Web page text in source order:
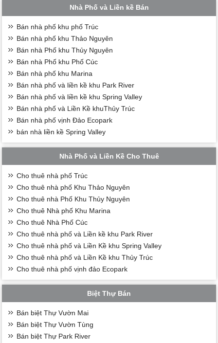
Nhà Phố và Liền kề Bán
Bán nhà phố khu phố Trúc
Bán nhà phố khu Thảo Nguyên
Bán nhà Phố khu Thủy Nguyên
Bán nhà Phố khu Phố Cúc
Bán nhà phố khu Marina
Bán nhà phố và liền kề khu Park River
Bán nhà phố và liền kề khu Spring Valley
Bán nhà phố và Liền Kề khuThủy Trúc
Bán nhà phố vịnh Đảo Ecopark
bán nhà liền kề Spring Valley
Nhà Phố và Liền Kề Cho Thuê
Cho thuê nhà phố Trúc
Cho thuê nhà phố Khu Thảo Nguyên
Cho thuê nhà Phố Khu Thủy Nguyên
Cho thuê Nhà phố Khu Marina
Cho thuê Nhà Phố Cúc
Cho thuê nhà phố và Liền kề khu Park River
Cho thuê nhà phố và Liền Kề khu Spring Valley
Cho thuê nhà phố và Liền Kề khu Thủy Trúc
Cho thuê nhà phố vịnh đảo Ecopark
Biệt Thự Bán
Bán biệt Thự Vườn Mai
Bán biệt Thự Vườn Tùng
Bán biệt Thự Park River